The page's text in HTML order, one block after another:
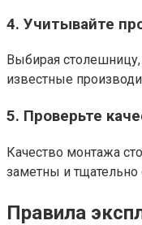
4. Учитывайте
Выбирая
известные
5. Проверьте
Качество монтажа
заметны и
Правила